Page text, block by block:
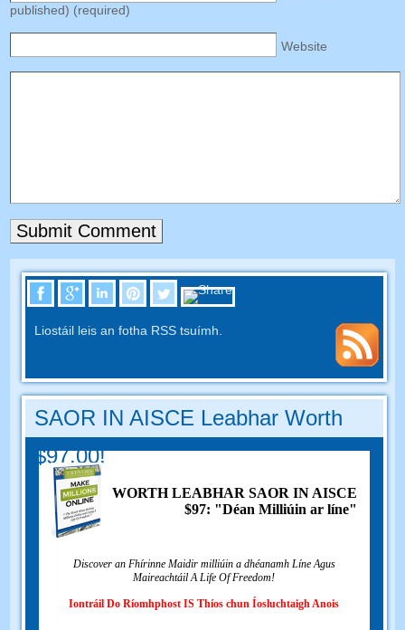
published) (required)
Website
Liostáil leis an fotha RSS tsuímh.
SAOR IN AISCE Leabhar Worth
$97.00!
WORTH LEABHAR SAOR IN AISCE
$97: "Déan Milliúin ar líne"
Discover an Fhírinne Maidir milliúin a dhéanamh Líne Agus
Maireachtáil A Life Of Freedom!
Iontráil Do Ríomhphost IS Thíos chun Íosluchtaigh Anois